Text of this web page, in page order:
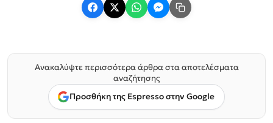
Ανακαλύψτε περισσότερα άρθρα στα αποτελέσματα
αναζήτησης
Προσθήκη της Espresso στην Google